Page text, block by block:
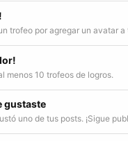
trofeo por agregar un avatar a
menos 10 trofeos de logros.
gustaste
uno de tus posts. ¡Sigue